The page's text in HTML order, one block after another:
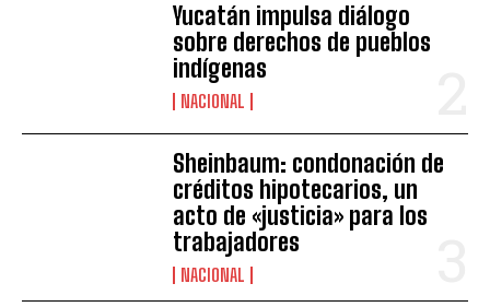
Yucatán impulsa diálogo
sobre derechos de pueblos
indígenas
NACIONAL
Sheinbaum: condonación de
créditos hipotecarios, un
acto de «justicia» para los
trabajadores
NACIONAL